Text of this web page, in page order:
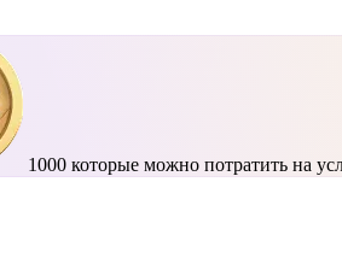
1000 которые можно потратить на